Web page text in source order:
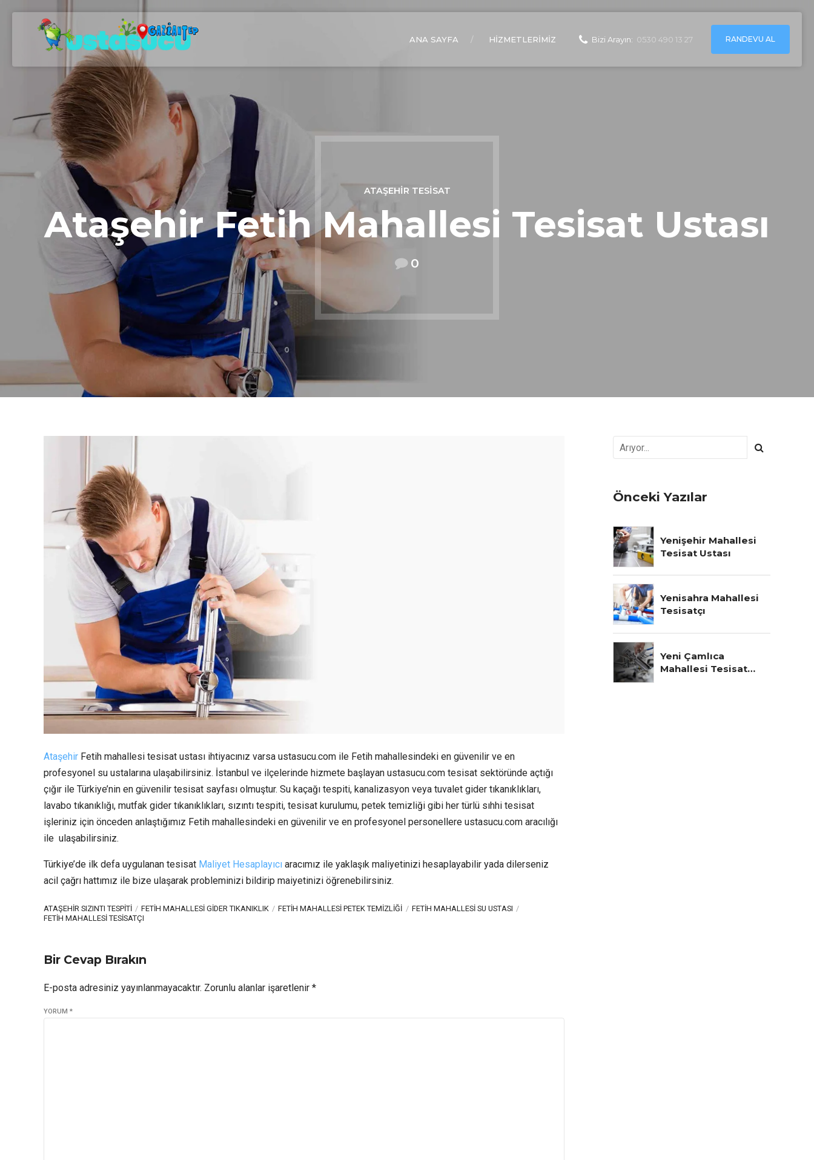
Bizi Arayın: 0530 490 13 27 RANDEVU AL
ANA SAYFA HIZMETLERIMIZ
ATAŞEHIR TESISAT
Ataşehir Fetih Mahallesi Tesisat Ustası
0
Ataşehir Fetih mahallesi tesisat ustası ihtiyacınız varsa ustasucu.com ile Fetih mahallesindeki en güvenilir ve en
profesyonel su ustalarına ulaşabilirsiniz. İstanbul ve ilçelerinde hizmete başlayan ustasucu.com tesisat sektöründe açtığı
çığır ile Türkiye’nin en güvenilir tesisat sayfası olmuştur. Su kaçağı tespiti, kanalizasyon veya tuvalet gider tıkanıklıkları,
lavabo tıkanıklığı, mutfak gider tıkanıklıkları, sızıntı tespiti, tesisat kurulumu, petek temizliği gibi her türlü sıhhi tesisat
işleriniz için önceden anlaştığımız Fetih mahallesindeki en güvenilir ve en profesyonel personellere ustasucu.com aracılığı
ile ulaşabilirsiniz.
Türkiye’de ilk defa uygulanan tesisat Maliyet Hesaplayıcı aracımız ile yaklaşık maliyetinizi hesaplayabilir yada dilerseniz
acil çağrı hattımız ile bize ulaşarak probleminizi bildirip maiyetinizi öğrenebilirsiniz.
ATAŞEHIR SIZINTI TESPITI FETIH MAHALLESI GIDER TIKANIKLIK FETIH MAHALLESI PETEK TEMIZLIĞI
FETIH MAHALLESI SU USTASI
FETIH MAHALLESI TESISATÇI
Bir Cevap Bırakın
E-posta adresiniz yayınlanmayacaktır. Zorunlu alanlar işaretlenir *
YORUM *
Önceki Yazılar
Yenişehir Mahallesi
Tesisat Ustası
Yenisahra Mahallesi
Tesisatçı
Yeni Çamlıca
Mahallesi Tesisat